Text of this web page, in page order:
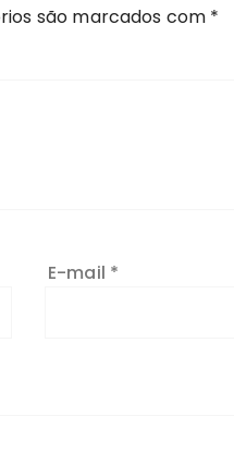
são marcados com *
E-mail *